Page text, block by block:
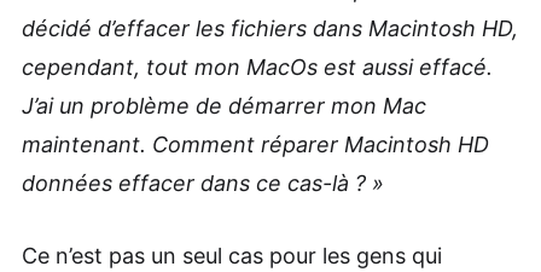
décidé d’effacer les fichiers dans Macintosh HD,
cependant, tout mon MacOs est aussi effacé.
J’ai un problème de démarrer mon Mac
maintenant. Comment réparer Macintosh HD
données effacer dans ce cas-là ? »
Ce n’est pas un seul cas pour les gens qui